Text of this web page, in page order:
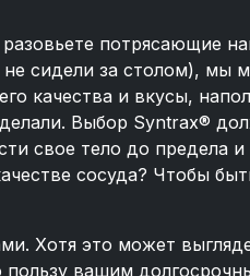
потрясающие
сидели за столом), мы
качества и вкусы,
Выбор Syntrax®
свое тело до предела
сосуда? Чтобы
Хотя это может
вашим